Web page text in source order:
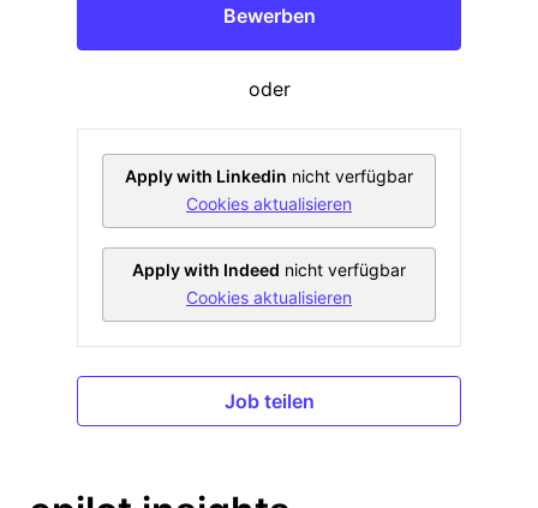
Bewerben
oder
Apply with Linkedin nicht verfügbar
Cookies aktualisieren
Apply with Indeed nicht verfügbar
Cookies aktualisieren
Job teilen